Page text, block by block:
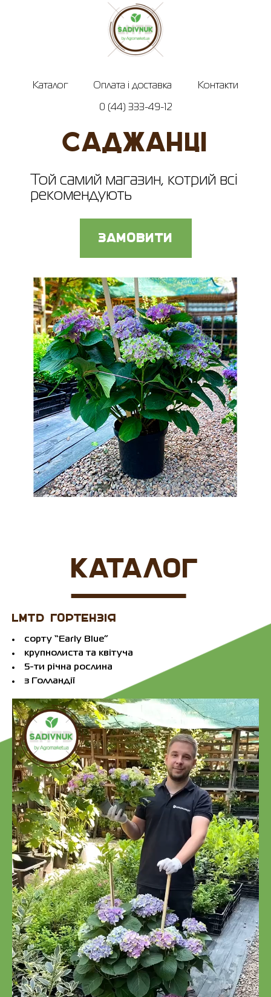
Каталог Оплата і доставка Контакти
0 (44) 333-49-12
САДЖАНЦІ
Той самий магазин, котрий всі
рекомендують
замовити
КАТАЛОГ
LMTD ГОРТЕНЗІЯ
сорту “Early Blue”
крупнолиста та квітуча
5-ти річна рослина
з Голландії